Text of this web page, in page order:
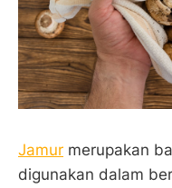
Jamur merupakan
digunakan dalam